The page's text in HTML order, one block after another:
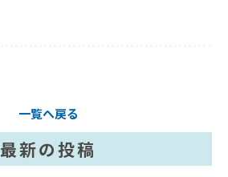
一覧へ戻る
最新の投稿